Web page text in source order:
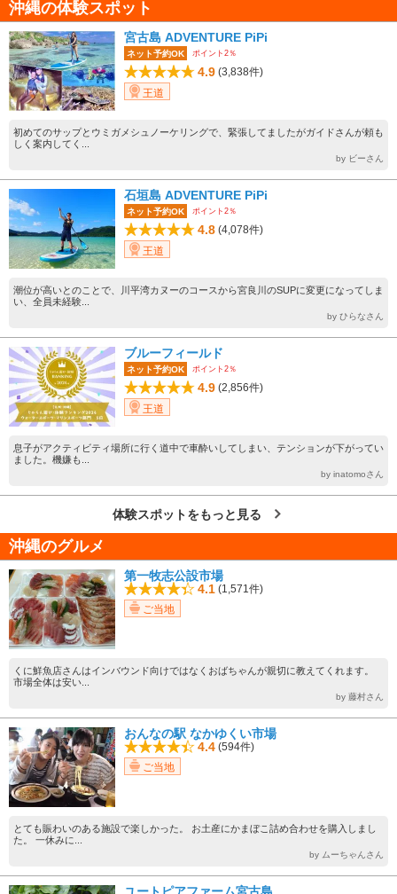
沖縄の体験スポット
宮古島 ADVENTURE PiPi
ネット予約OK ポイント2％
4.9 (3,838件)
王道
初めてのサップとウミガメシュノーケリングで、緊張してましたがガイドさんが頼も
しく案内してく...
by ビーさん
石垣島 ADVENTURE PiPi
ネット予約OK ポイント2％
4.8 (4,078件)
王道
潮位が高いとのことで、川平湾カヌーのコースから宮良川のSUPに変更になってしま
い、全員未経験...
by ひらなさん
ブルーフィールド
ネット予約OK ポイント2％
4.9 (2,856件)
王道
息子がアクティビティ場所に行く道中で車酔いしてしまい、テンションが下がってい
ました。機嫌も...
by inatomoさん
体験スポットをもっと見る
沖縄のグルメ
第一牧志公設市場
4.1 (1,571件)
ご当地
くに鮮魚店さんはインバウンド向けではなくおばちゃんが親切に教えてくれます。
市場全体は安い...
by 藤村さん
おんなの駅 なかゆくい市場
4.4 (594件)
ご当地
とても賑わいのある施設で楽しかった。 お土産にかまぼこ詰め合わせを購入しまし
た。 一休みに...
by ムーちゃんさん